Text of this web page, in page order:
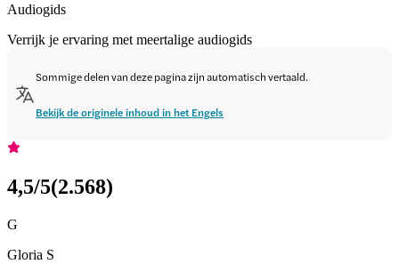
Audiogids
Verrijk je ervaring met meertalige audiogids
Sommige delen van deze pagina zijn automatisch vertaald.
Bekijk de originele inhoud in het Engels
4,5/5(2.568)
G
Gloria S